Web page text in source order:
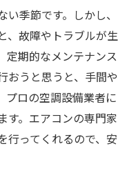
季節です。しかし、
、故障やトラブルが生
定期的なメンテナンス
おうと思うと、手間や
プロの空調設備業者に
す。エアコンの専門家
行ってくれるので、安